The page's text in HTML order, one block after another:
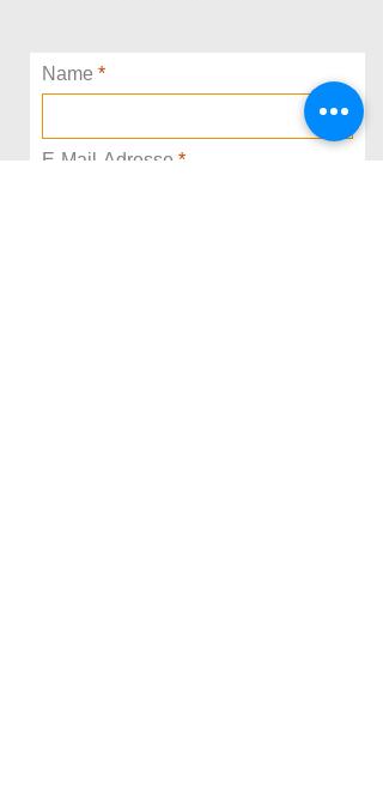
Name
E-Mail-Adresse